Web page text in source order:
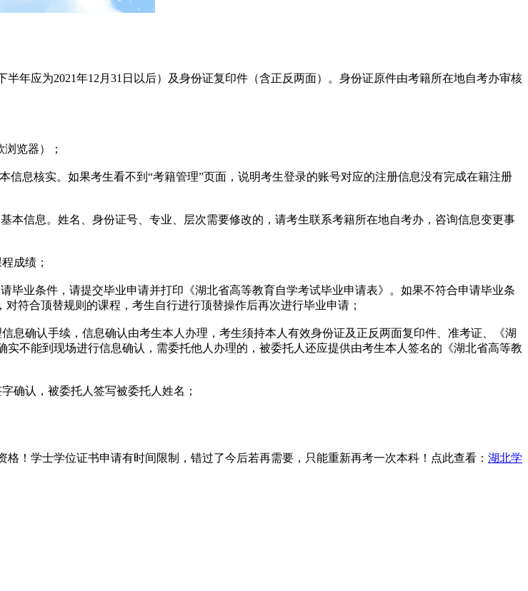
年应为2021年12月31日以后）及身份证复印件（含正反两面）。身份证原件由考籍所在地自考办审核
览器）；
信息核实。如果考生看不到“考籍管理”页面，说明考生登录的账号对应的注册信息没有完成在籍注册
本信息。姓名、身份证号、专业、层次需要修改的，请考生联系考籍所在地自考办，咨询信息变更事
成绩；
毕业条件，请提交毕业申请并打印《湖北省高等教育自学考试毕业申请表》。如果不符合申请毕业条
符合顶替规则的课程，考生自行进行顶替操作后再次进行毕业申请；
息确认手续，信息确认由考生本人办理，考生须持本人有效身份证及正反两面复印件、准考证、《湖
不能到现场进行信息确认，需委托他人办理的，被委托人还应提供由考生本人签名的《湖北省高等教
确认，被委托人签写被委托人姓名；
！学士学位证书申请有时间限制，错过了今后若再需要，只能重新再考一次本科！点此查看： 湖北学